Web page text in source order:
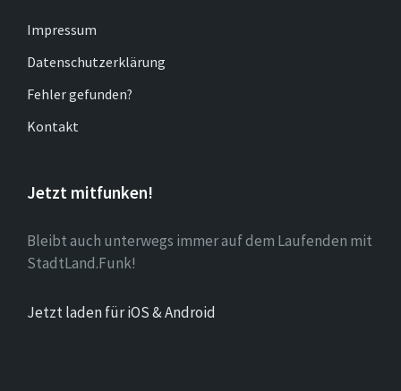
Impressum
Datenschutzerklärung
Fehler gefunden?
Kontakt
Jetzt mitfunken!
Bleibt auch unterwegs immer auf dem Laufenden mit
StadtLand.Funk!
Jetzt laden für iOS & Android